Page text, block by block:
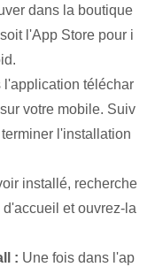
dans la boutique
l'App Store pour i
l'application téléchar
votre mobile. Suiv
l'installation
installé, recherche
et ouvrez-la
: Une fois dans l'ap